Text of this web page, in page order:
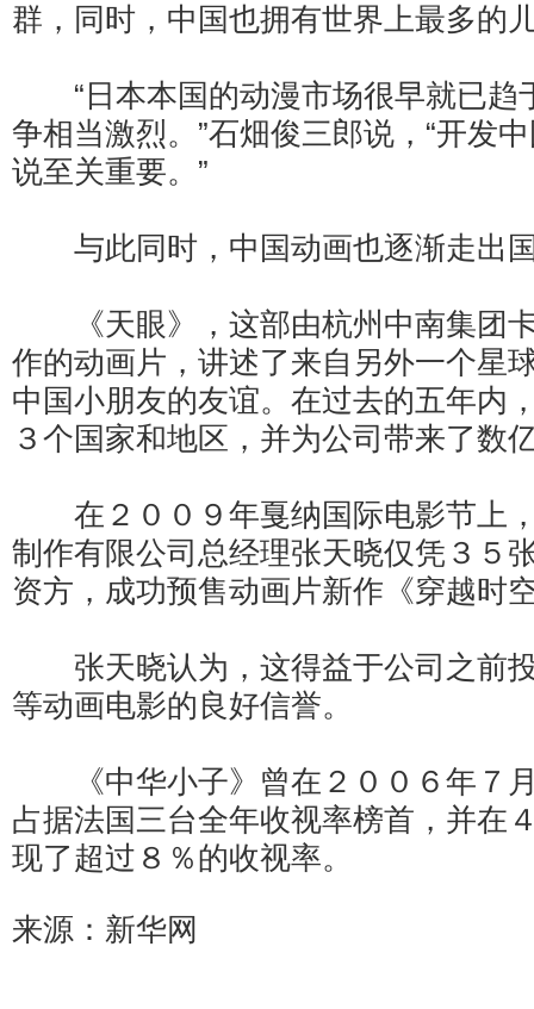
群，同时，中国也拥有世界上最多的
“日本本国的动漫市场很早就已趋
争相当激烈。”石畑俊三郎说，“开发
说至关重要。”
与此同时，中国动画也逐渐走出
《天眼》，这部由杭州中南集团
作的动画片，讲述了来自另外一个星
中国小朋友的友谊。在过去的五年内
３个国家和地区，并为公司带来了数
在２００９年戛纳国际电影节上
制作有限公司总经理张天晓仅凭３５
资方，成功预售动画片新作《穿越时
张天晓认为，这得益于公司之前
等动画电影的良好信誉。
《中华小子》曾在２００６年７
占据法国三台全年收视率榜首，并在
现了超过８％的收视率。
来源：新华网